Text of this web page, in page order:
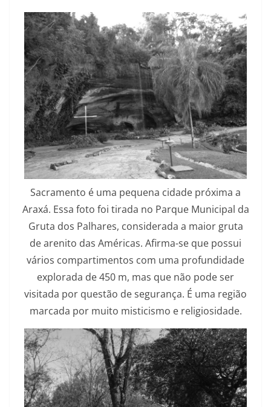
Sacramento é uma pequena cidade próxima a
Araxá. Essa foto foi tirada no Parque Municipal da
Gruta dos Palhares, considerada a maior gruta
de arenito das Américas. Afirma-se que possui
vários compartimentos com uma profundidade
explorada de 450 m, mas que não pode ser
visitada por questão de segurança. É uma região
marcada por muito misticismo e religiosidade.